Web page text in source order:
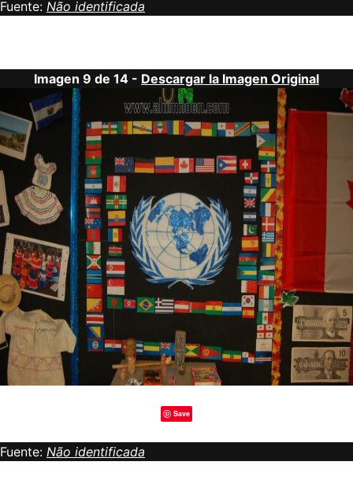
Fuente: Não identificada
Imagen 9 de 14 - Descargar la Imagen Original
Save
Fuente: Não identificada